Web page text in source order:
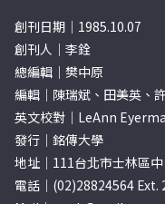
創刊日期｜1985.10.07
創刊人｜李銓
總編輯｜樊中原
編輯｜陳瑞斌、田美英、
英文校對｜LeAnn
發行｜銘傳大學
地址｜111台北市士林區
電話｜(02)28824564 Ext.